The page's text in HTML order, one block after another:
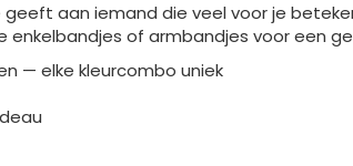
aan iemand die veel voor je
of armbandjes voor een
— elke kleurcombo uniek